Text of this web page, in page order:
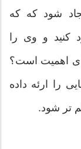
شود که که
کنید و وی را
اهمیت است؟
را ارئه داده
تر شود.